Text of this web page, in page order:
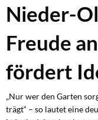
Nieder-
Freude
fördert
„Nur wer den Garten
trägt“ – so lautet eine